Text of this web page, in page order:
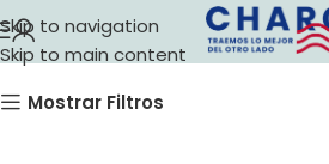
Skip to navigation
Skip to main content
Mostrar Filtros